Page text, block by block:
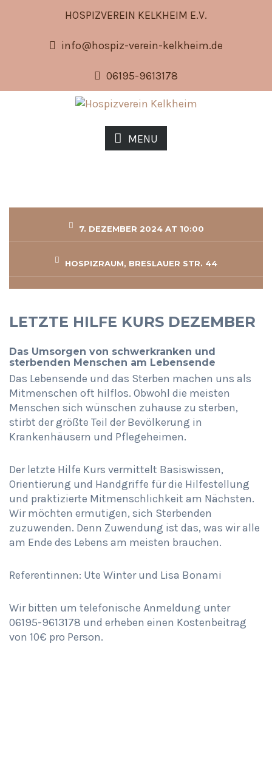
HOSPIZVEREIN KELKHEIM E.V.
info@hospiz-verein-kelkheim.de
06195-9613178
MENU
7. DEZEMBER 2024 AT 10:00
HOSPIZRAUM, BRESLAUER STR. 44
LETZTE HILFE KURS DEZEMBER
Das Umsorgen von schwerkranken und
sterbenden Menschen am Lebensende
Das Lebensende und das Sterben machen uns als
Mitmenschen oft hilflos. Obwohl die meisten
Menschen sich wünschen zuhause zu sterben,
stirbt der größte Teil der Bevölkerung in
Krankenhäusern und Pflegeheimen.
Der letzte Hilfe Kurs vermittelt Basiswissen,
Orientierung und Handgriffe für die Hilfestellung
und praktizierte Mitmenschlichkeit am Nächsten.
Wir möchten ermutigen, sich Sterbenden
zuzuwenden. Denn Zuwendung ist das, was wir alle
am Ende des Lebens am meisten brauchen.
Referentinnen: Ute Winter und Lisa Bonami
Wir bitten um telefonische Anmeldung unter
06195-9613178 und erheben einen Kostenbeitrag
von 10€ pro Person.